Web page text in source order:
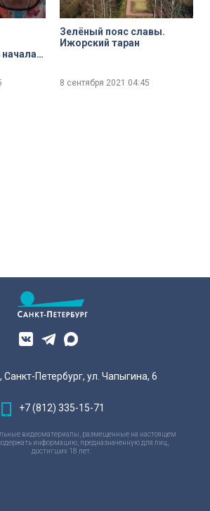
Зелёный пояс славы.
Ижорский таран
8 сентября 2021 04:45
Санкт-Петербург, ул. Чапыгина, 6
+7 (812) 335-15-71
видеоматериалы, размещенные на настоящем
информацию, предназначенную для лиц,
достигших 18 лет.